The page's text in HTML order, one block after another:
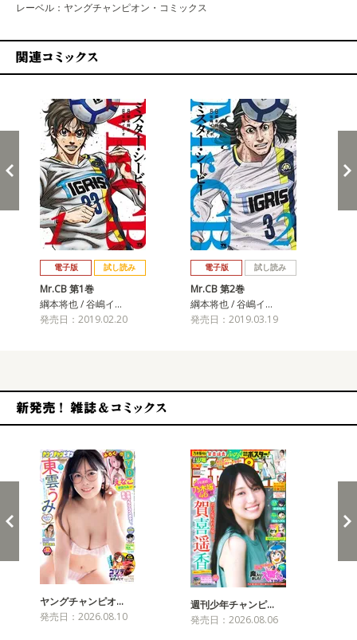
レーベル：ヤングチャンピオン・コミックス
電子版 試し読み
Mr.CB 第1巻
綱本将也 / 谷嶋イ…
発売日：2019.02.20
電子版 試し読み
Mr.CB 第2巻
綱本将也 / 谷嶋イ…
発売日：2019.03.19
ヤングチャンピオ…
発売日：2026.08.10
週刊少年チャンピ…
発売日：2026.08.06